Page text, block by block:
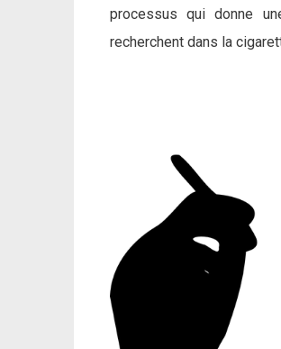
processus qui donne
recherchent dans la